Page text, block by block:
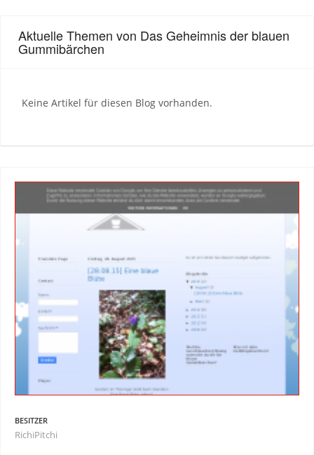
Aktuelle Themen von Das Geheimnis der blauen
Gummibärchen
Keine Artikel für diesen Blog vorhanden.
BESITZER
RichiPitchi